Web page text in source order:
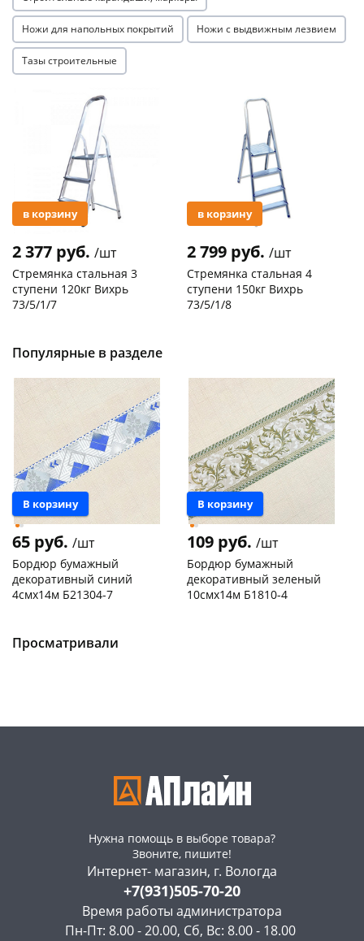
Ножи для напольных покрытий Ножи с выдвижным лезвием
Тазы строительные
в корзину
2 377 руб. /шт
Стремянка стальная 3
ступени 120кг Вихрь
73/5/1/7
в корзину
2 799 руб. /шт
Стремянка стальная 4
ступени 150кг Вихрь
73/5/1/8
Популярные в разделе
В корзину
65 руб. /шт
Бордюр бумажный
декоративный синий
4смх14м Б21304-7
В корзину
109 руб. /шт
Бордюр бумажный
декоративный зеленый
10смх14м Б1810-4
Просматривали
Нужна помощь в выборе товара?
Звоните, пишите!
Интернет- магазин, г. Вологда
+7(931)505-70-20
Время работы администратора
Пн-Пт: 8.00 - 20.00, Сб, Вс: 8.00 - 18.00